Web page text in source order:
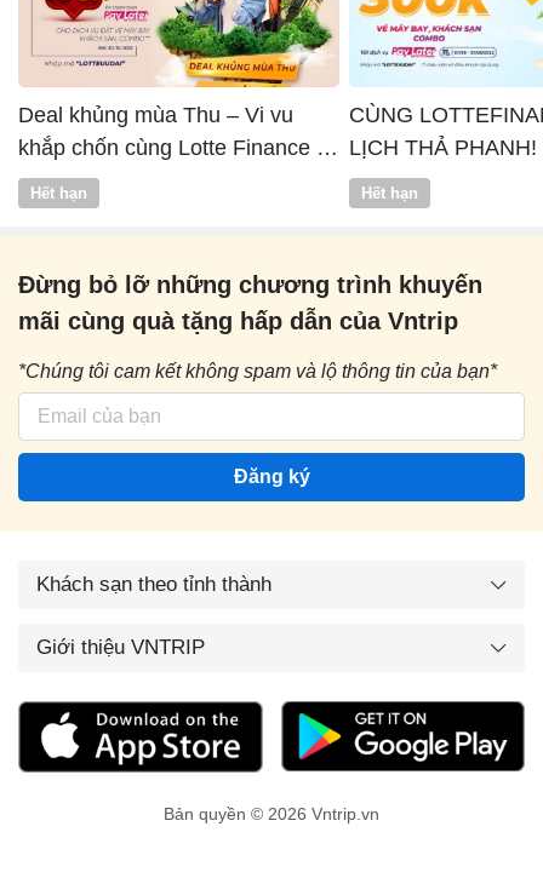
Deal khủng mùa Thu – Vi vu
khắp chốn cùng Lotte Finance x
Vntrip
Hết hạn
CÙNG
LỊCH THẢ PHANH!
Hết hạn
Đừng bỏ lỡ những chương trình khuyến
mãi cùng quà tặng hấp dẫn của Vntrip
*Chúng tôi cam kết không spam và lộ thông tin của bạn*
Đăng ký
Khách sạn theo tỉnh thành
Giới thiệu VNTRIP
Bản quyền © 2026 Vntrip.vn